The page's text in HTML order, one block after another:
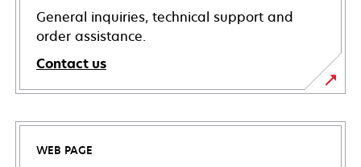
General inquiries, technical support and
order assistance.
Contact us
WEB PAGE